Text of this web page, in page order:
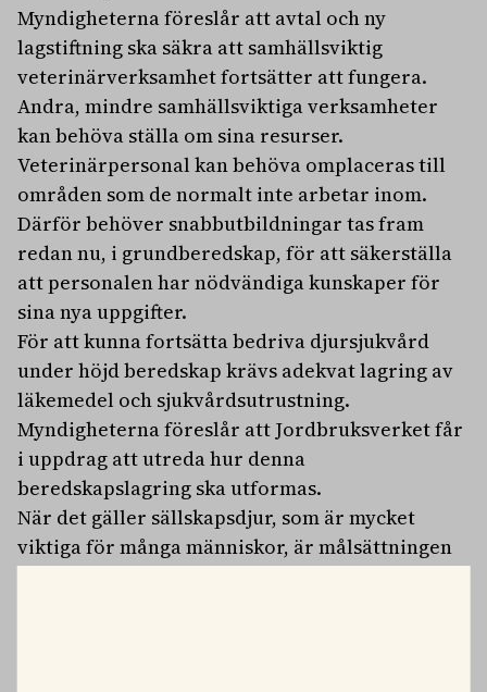
Myndigheterna föreslår att avtal och ny
lagstiftning ska säkra att samhällsviktig
veterinärverksamhet fortsätter att fungera.
Andra, mindre samhällsviktiga verksamheter
kan behöva ställa om sina resurser.
Veterinärpersonal kan behöva omplaceras till
områden som de normalt inte arbetar inom.
Därför behöver snabbutbildningar tas fram
redan nu, i grundberedskap, för att säkerställa
att personalen har nödvändiga kunskaper för
sina nya uppgifter.
För att kunna fortsätta bedriva djursjukvård
under höjd beredskap krävs adekvat lagring av
läkemedel och sjukvårdsutrustning.
Myndigheterna föreslår att Jordbruksverket får
i uppdrag att utreda hur denna
beredskapslagring ska utformas.
När det gäller sällskapsdjur, som är mycket
viktiga för många människor, är målsättningen